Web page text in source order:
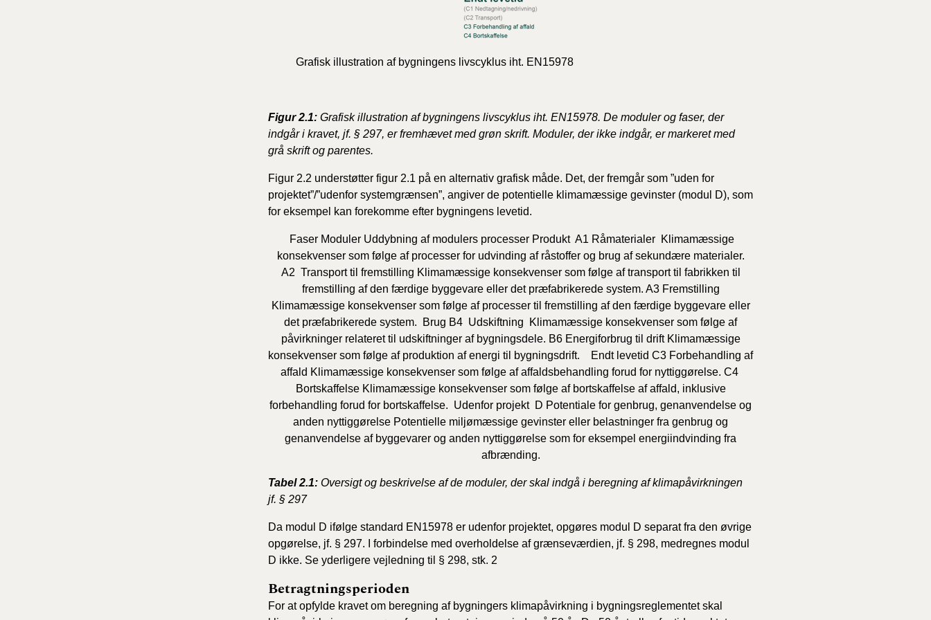
Grafisk illustration af bygningens livscyklus iht. EN15978
Figur 2.1: Grafisk illustration af bygningens livscyklus iht. EN15978. De moduler og faser, der
indgår i kravet, jf. § 297, er fremhævet med grøn skrift. Moduler, der ikke indgår, er markeret med
grå skrift og parentes.
Figur 2.2 understøtter figur 2.1 på en alternativ grafisk måde. Det, der fremgår som ”uden for
projektet”/”udenfor systemgrænsen”, angiver de potentielle klimamæssige gevinster (modul D), som
for eksempel kan forekomme efter bygningens levetid.
Faser Moduler Uddybning af modulers processer Produkt A1 Råmaterialer Klimamæssige
konsekvenser som følge af processer for udvinding af råstoffer og brug af sekundære materialer.
A2 Transport til fremstilling Klimamæssige konsekvenser som følge af transport til fabrikken til
fremstilling af den færdige byggevare eller det præfabrikerede system. A3 Fremstilling
Klimamæssige konsekvenser som følge af processer til fremstilling af den færdige byggevare eller
det præfabrikerede system. Brug B4 Udskiftning
Klimamæssige konsekvenser som følge af
påvirkninger relateret til udskiftninger af bygningsdele. B6 Energiforbrug til drift Klimamæssige
konsekvenser som følge af produktion af energi til bygningsdrift.
Endt levetid C3 Forbehandling af
affald Klimamæssige konsekvenser som følge af affaldsbehandling forud for nyttiggørelse. C4
Bortskaffelse Klimamæssige konsekvenser som følge af bortskaffelse af affald, inklusive
forbehandling forud for bortskaffelse. Udenfor projektD Potentiale for genbrug, genanvendelse og
anden nyttiggørelse Potentielle miljømæssige gevinster eller belastninger fra genbrug og
genanvendelse af byggevarer og anden nyttiggørelse som for eksempel energiindvinding fra
afbrænding.
Tabel 2.1: Oversigt og beskrivelse af de moduler, der skal indgå i beregning af klimapåvirkningen
jf. § 297
Da modul D ifølge standard EN15978 er udenfor projektet, opgøres modul D separat fra den øvrige
opgørelse, jf. § 297. I forbindelse med overholdelse af grænseværdien, jf. § 298, medregnes modul
D ikke. Se yderligere vejledning til § 298, stk. 2
Betragtningsperioden
For at opfylde kravet om beregning af bygningers klimapåvirkning i bygningsreglementet skal